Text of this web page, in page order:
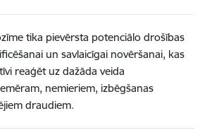
tika pievērsta potenciālo drošības
un savlaicīgai novēršanai, kas
reaģēt uz dažāda veida
nemieriem, izbēgšanas
draudiem.